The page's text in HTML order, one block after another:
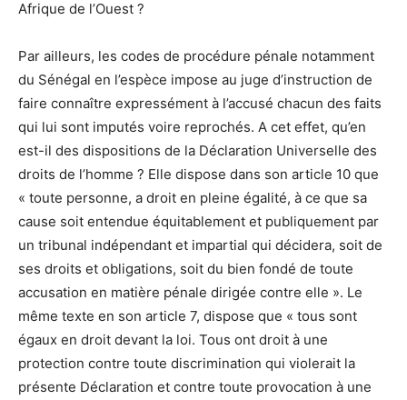
Afrique de l’Ouest ?
Par ailleurs, les codes de procédure pénale notamment
du Sénégal en l’espèce impose au juge d’instruction de
faire connaître expressément à l’accusé chacun des faits
qui lui sont imputés voire reprochés. A cet effet, qu’en
est-il des dispositions de la Déclaration Universelle des
droits de l’homme ? Elle dispose dans son article 10 que
« toute personne, a droit en pleine égalité, à ce que sa
cause soit entendue équitablement et publiquement par
un tribunal indépendant et impartial qui décidera, soit de
ses droits et obligations, soit du bien fondé de toute
accusation en matière pénale dirigée contre elle ». Le
même texte en son article 7, dispose que « tous sont
égaux en droit devant la loi. Tous ont droit à une
protection contre toute discrimination qui violerait la
présente Déclaration et contre toute provocation à une